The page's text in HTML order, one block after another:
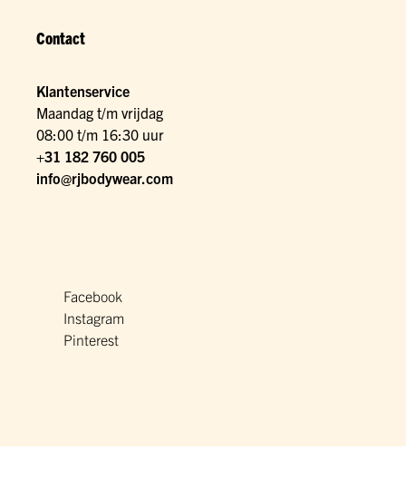
Contact
Klantenservice
Maandag t/m vrijdag
08:00 t/m 16:30 uur
+31 182 760 005
info@rjbodywear.com
Facebook
Instagram
Pinterest